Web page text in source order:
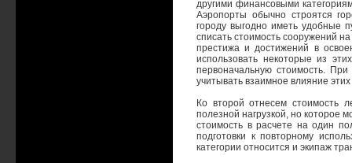
другими финансовыми
Аэропорты обычно строятся
городу выгодно иметь удобные
списать стоимость сооружений
престижа и достижений в
использовать некоторые из
первоначальную стоимость. При
учитывать взаимное влияние
Ко второй отнесем стоимость
полезной нагрузкой, но которое
стоимость в расчете на один
подготовки к повторному
категории относится и экипаж